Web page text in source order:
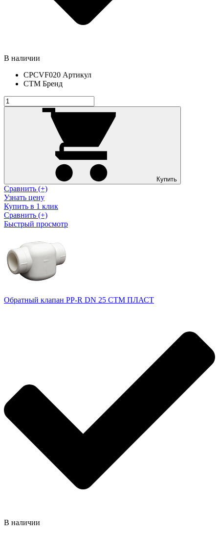
В наличии
CPCVF020 Артикул
СТМ Бренд
Купить
Сравнить (+)
Узнать цену
Купить в 1 клик
Сравнить (+)
Быстрый просмотр
Обратный клапан PP-R DN 25 СТМ ПЛАСТ
В наличии